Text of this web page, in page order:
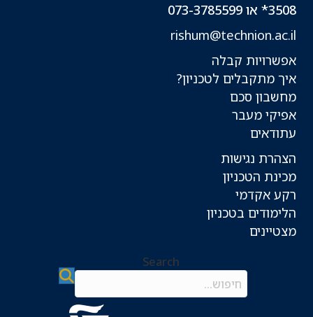
3508* או 073-3785599
rishum@technion.ac.il
אפשרויות קבלה
איך מתקבלים לטכניון?
מחשבון סכם
אפיקי מעבר
עתודאים
הצהרת נגישות
מכינת הטכניון
רקע אקדמי
הלימודים בטכניון
מצטיינים
Search
Search field required